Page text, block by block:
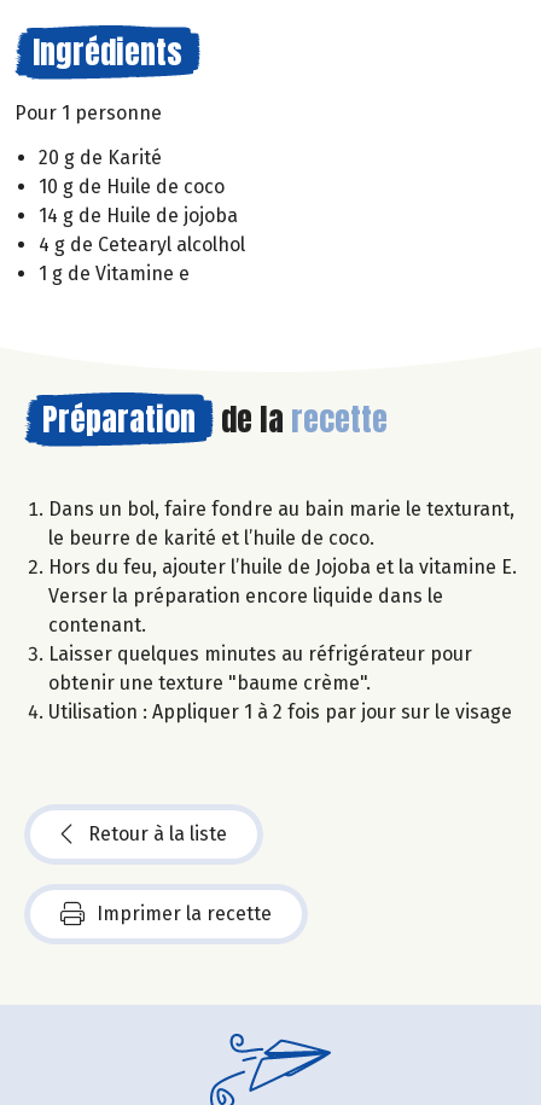
Ingrédients
Pour 1 personne
20 g de Karité
10 g de Huile de coco
14 g de Huile de jojoba
4 g de Cetearyl alcolhol
1 g de Vitamine e
Préparation de la recette
Dans un bol, faire fondre au bain marie le texturant,
le beurre de karité et l’huile de coco.
Hors du feu, ajouter l’huile de Jojoba et la vitamine E.
Verser la préparation encore liquide dans le
contenant.
Laisser quelques minutes au réfrigérateur pour
obtenir une texture "baume crème".
Utilisation : Appliquer 1 à 2 fois par jour sur le visage
Retour à la liste
Imprimer la recette